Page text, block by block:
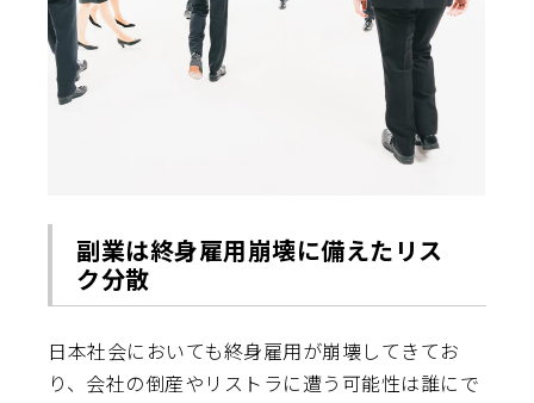
副業は終身雇用崩壊に備えたリス
ク分散
日本社会においても終身雇用が崩壊してきてお
り、会社の倒産やリストラに遭う可能性は誰にで